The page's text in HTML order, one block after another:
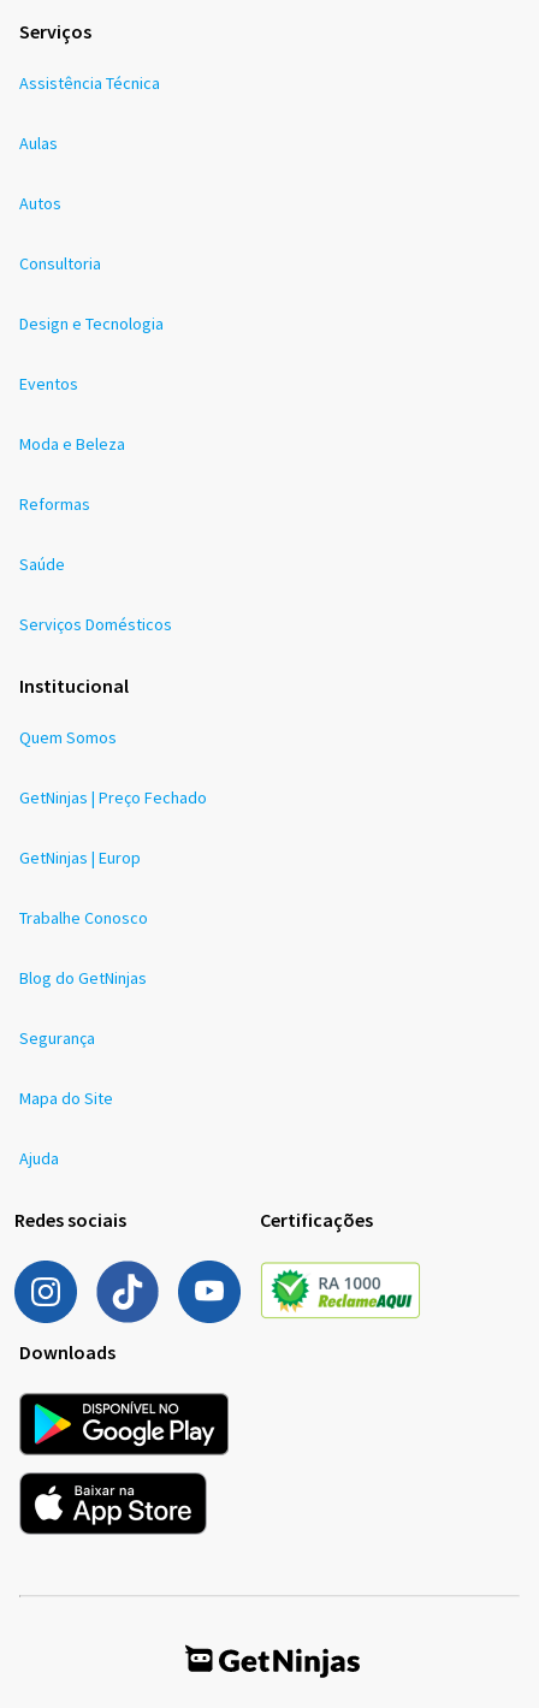
Serviços
Assistência Técnica
Aulas
Autos
Consultoria
Design e Tecnologia
Eventos
Moda e Beleza
Reformas
Saúde
Serviços Domésticos
Institucional
Quem Somos
GetNinjas | Preço Fechado
GetNinjas | Europ
Trabalhe Conosco
Blog do GetNinjas
Segurança
Mapa do Site
Ajuda
Redes sociais Certificações
Downloads